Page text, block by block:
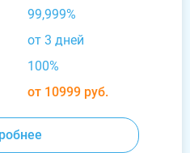
99,999%
от 3 дней
100%
от 10999 руб.